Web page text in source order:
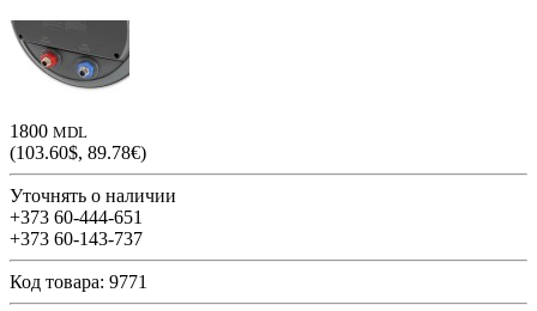
1800 MDL
(103.60$, 89.78€)
Уточнять о наличии
+373 60-444-651
+373 60-143-737
Код товара: 9771